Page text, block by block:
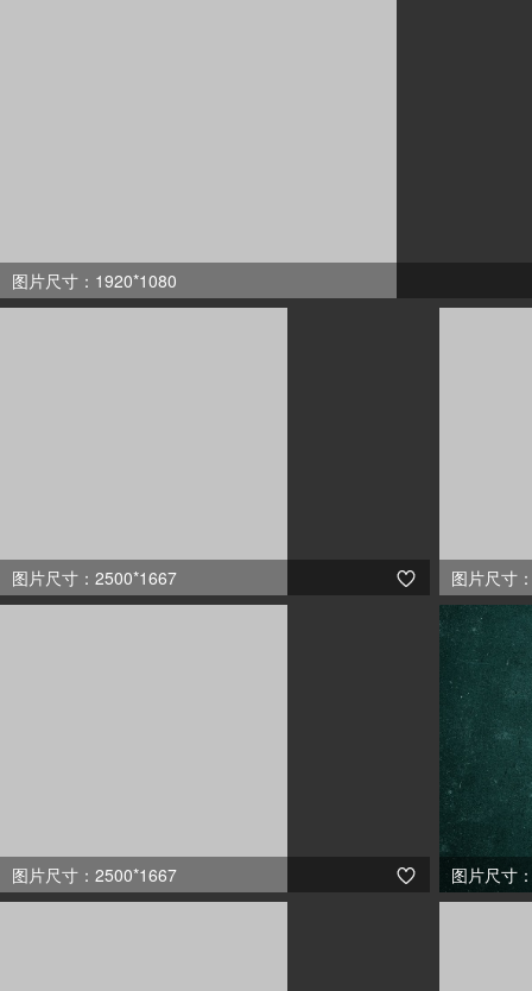
图片尺寸：1920*1080
图片尺寸：2500*1667  图片尺寸
图片尺寸：2500*1667  图片尺寸